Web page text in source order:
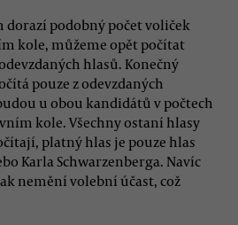
dorazí podobný počet voliček
kole, můžeme opět počítat
hlasů. Konečný
pouze z odevzdaných
u obou kandidátů v počtech
kole. Všechny ostaní hlasy
platný hlas je pouze hlas
Karla Schwarzenberga. Navíc
nemění volební účast, což